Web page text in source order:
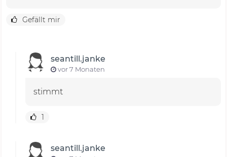
Gefällt mir
seantill.janke
vor 7 Monaten
stimmt
1
seantill.janke